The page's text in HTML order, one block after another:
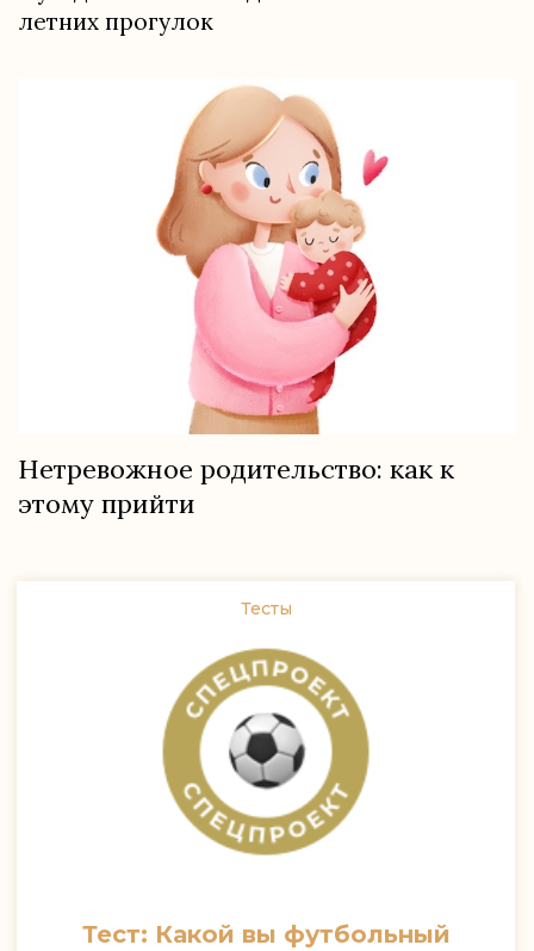
летних прогулок
Нетревожное родительство: как к
этому прийти
Тесты
Тест: Какой вы футбольный